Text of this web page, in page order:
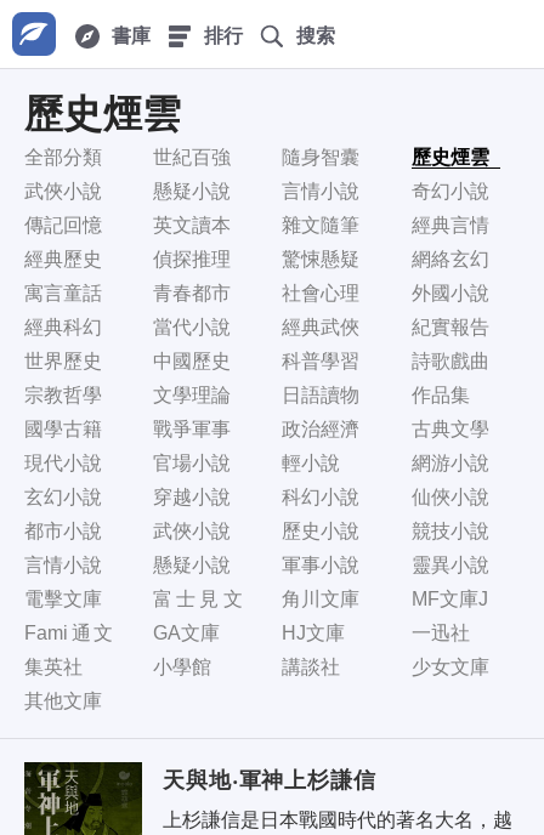
書庫 排行 搜索
歷史煙雲
全部分類 世紀百強 隨身智囊
歷史煙雲
武俠小說
懸疑小說 言情小說
奇幻小說
傳記回憶
英文讀本 雜文隨筆
經典言情
經典歷史
偵探推理 驚悚懸疑
網絡玄幻
寓言童話
青春都市 社會心理
外國小說
經典科幻
當代小說 經典武俠
紀實報告
世界歷史
中國歷史 科普學習
詩歌戲曲
宗教哲學
文學理論 日語讀物
作品集
國學古籍
戰爭軍事 政治經濟
古典文學
現代小說
官場小說 輕小說
網游小說
玄幻小說
穿越小說 科幻小說
仙俠小說
都市小說
武俠小說 歷史小說
競技小說
言情小說
懸疑小說 軍事小說
靈異小說
電擊文庫
富士見文
庫
角川文庫
MF文庫J
Fami通文
庫
GA文庫 HJ文庫
一迅社
集英社
小學館 講談社
少女文庫
其他文庫
天與地‧軍神上杉謙信
上杉謙信是日本戰國時代的著名大名，越